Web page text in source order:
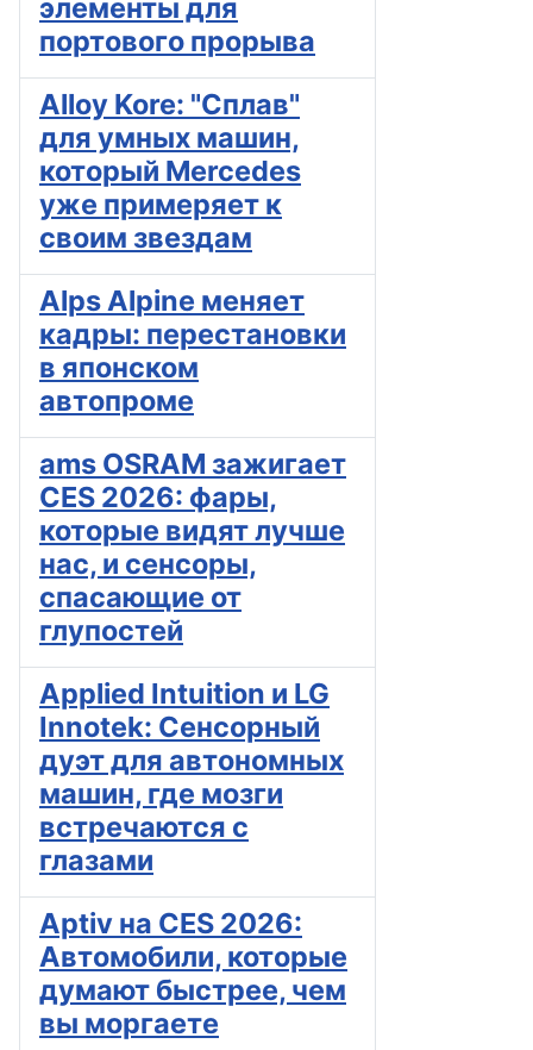
элементы для
портового прорыва
Alloy Kore: "Сплав"
для умных машин,
который Mercedes
уже примеряет к
своим звездам
Alps Alpine меняет
кадры: перестановки
в японском
автопроме
ams OSRAM зажигает
CES 2026: фары,
которые видят лучше
нас, и сенсоры,
спасающие от
глупостей
Applied Intuition и LG
Innotek: Сенсорный
дуэт для автономных
машин, где мозги
встречаются с
глазами
Aptiv на CES 2026:
Автомобили, которые
думают быстрее, чем
вы моргаете